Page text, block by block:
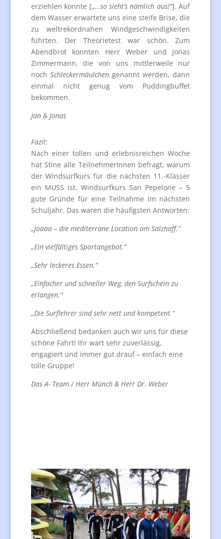
erziehlen konnte [„…so sieht’s nämlich aus!“]. Auf
dem Wasser erwartete uns eine steife Brise, die
zu weltrekordnahen Windgeschwindigkeiten
führten. Der Theorietest war schön. Zum
Abendbrot konnten Herr Weber und Jonas
Zimmermann, die von uns mittlerweile nur
noch Schleckermäulchen genannt werden, dann
einmal nicht genug vom Puddingbuffet
bekommen.
Jan & Jonas
Fazit:
Nach einer tollen und erlebnisreichen Woche
hat Stine alle TeilnehmerInnen befragt, warum
der Windsurfkurs für die nächsten 11.-Klässer
ein MUSS ist. Windsurfkurs San Pepelone – 5
gute Gründe für eine Teilnahme im nächsten
Schuljahr. Das waren die häufigsten Antworten:
„Joaaa – die mediterrane Location am Salzhaff.“
„Ein vielfältiges Sportangebot.“
„Sehr leckeres Essen.“
„Einfacher und schneller Weg, den Surfschein zu
erlangen.“
„Die Surflehrer sind sehr nett und kompetent.“
Abschließend bedanken auch wir uns für diese
schöne Fahrt! Ihr wart sehr zuverlässig,
engagiert und immer gut drauf – einfach eine
tolle Gruppe!
Das A- Team / Herr Münch & Herr Dr. Weber